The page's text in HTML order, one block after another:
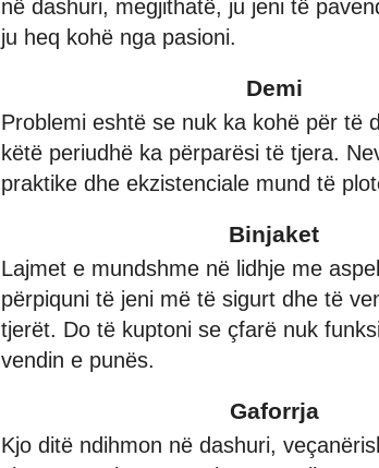
në dashuri, megjithatë, ju jeni të
ju heq kohë nga pasioni.
Demi
Problemi eshtë se nuk ka kohë për të
këtë periudhë ka përparësi të tjera.
praktike dhe ekzistenciale mund të
Binjaket
Lajmet e mundshme në lidhje me
përpiquni të jeni më të sigurt dhe të
tjerët. Do të kuptoni se çfarë nuk
vendin e punës.
Gaforrja
Kjo ditë ndihmon në dashuri,